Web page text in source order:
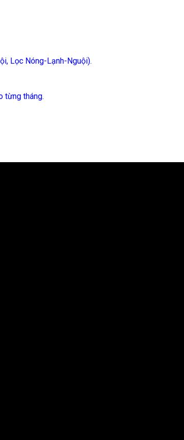
Lọc Nóng-Lạnh-Nguội).
từng tháng.